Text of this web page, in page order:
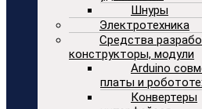
Шнуры
Электротехника
Средства
конструкторы, модули
Arduino
платы и
Конвертеры